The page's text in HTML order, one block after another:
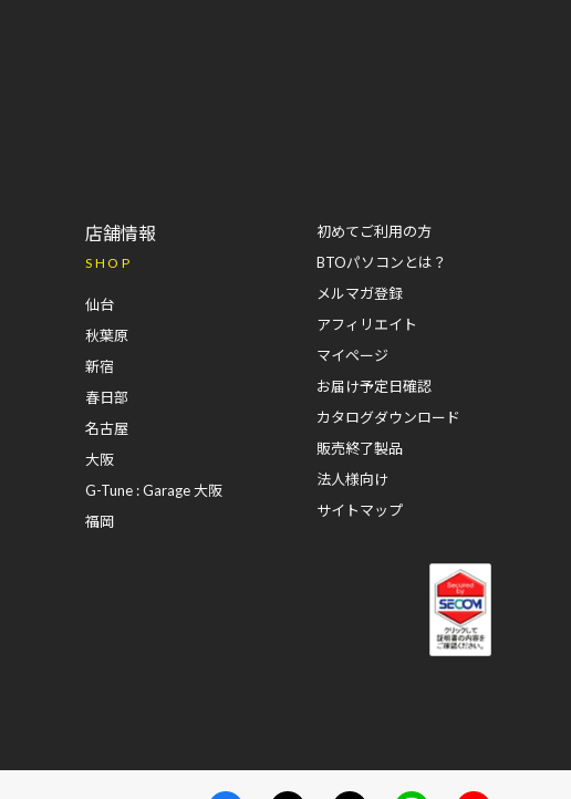
店舗情報
SHOP
仙台
秋葉原
新宿
春日部
名古屋
大阪
G-Tune : Garage 大阪
福岡
初めてご利用の方
BTOパソコンとは？
メルマガ登録
アフィリエイト
マイページ
お届け予定日確認
カタログダウンロード
販売終了製品
法人様向け
サイトマップ